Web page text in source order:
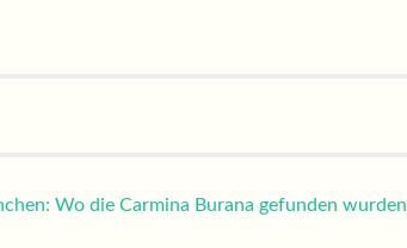
Wo die Carmina Burana gefunden wurden